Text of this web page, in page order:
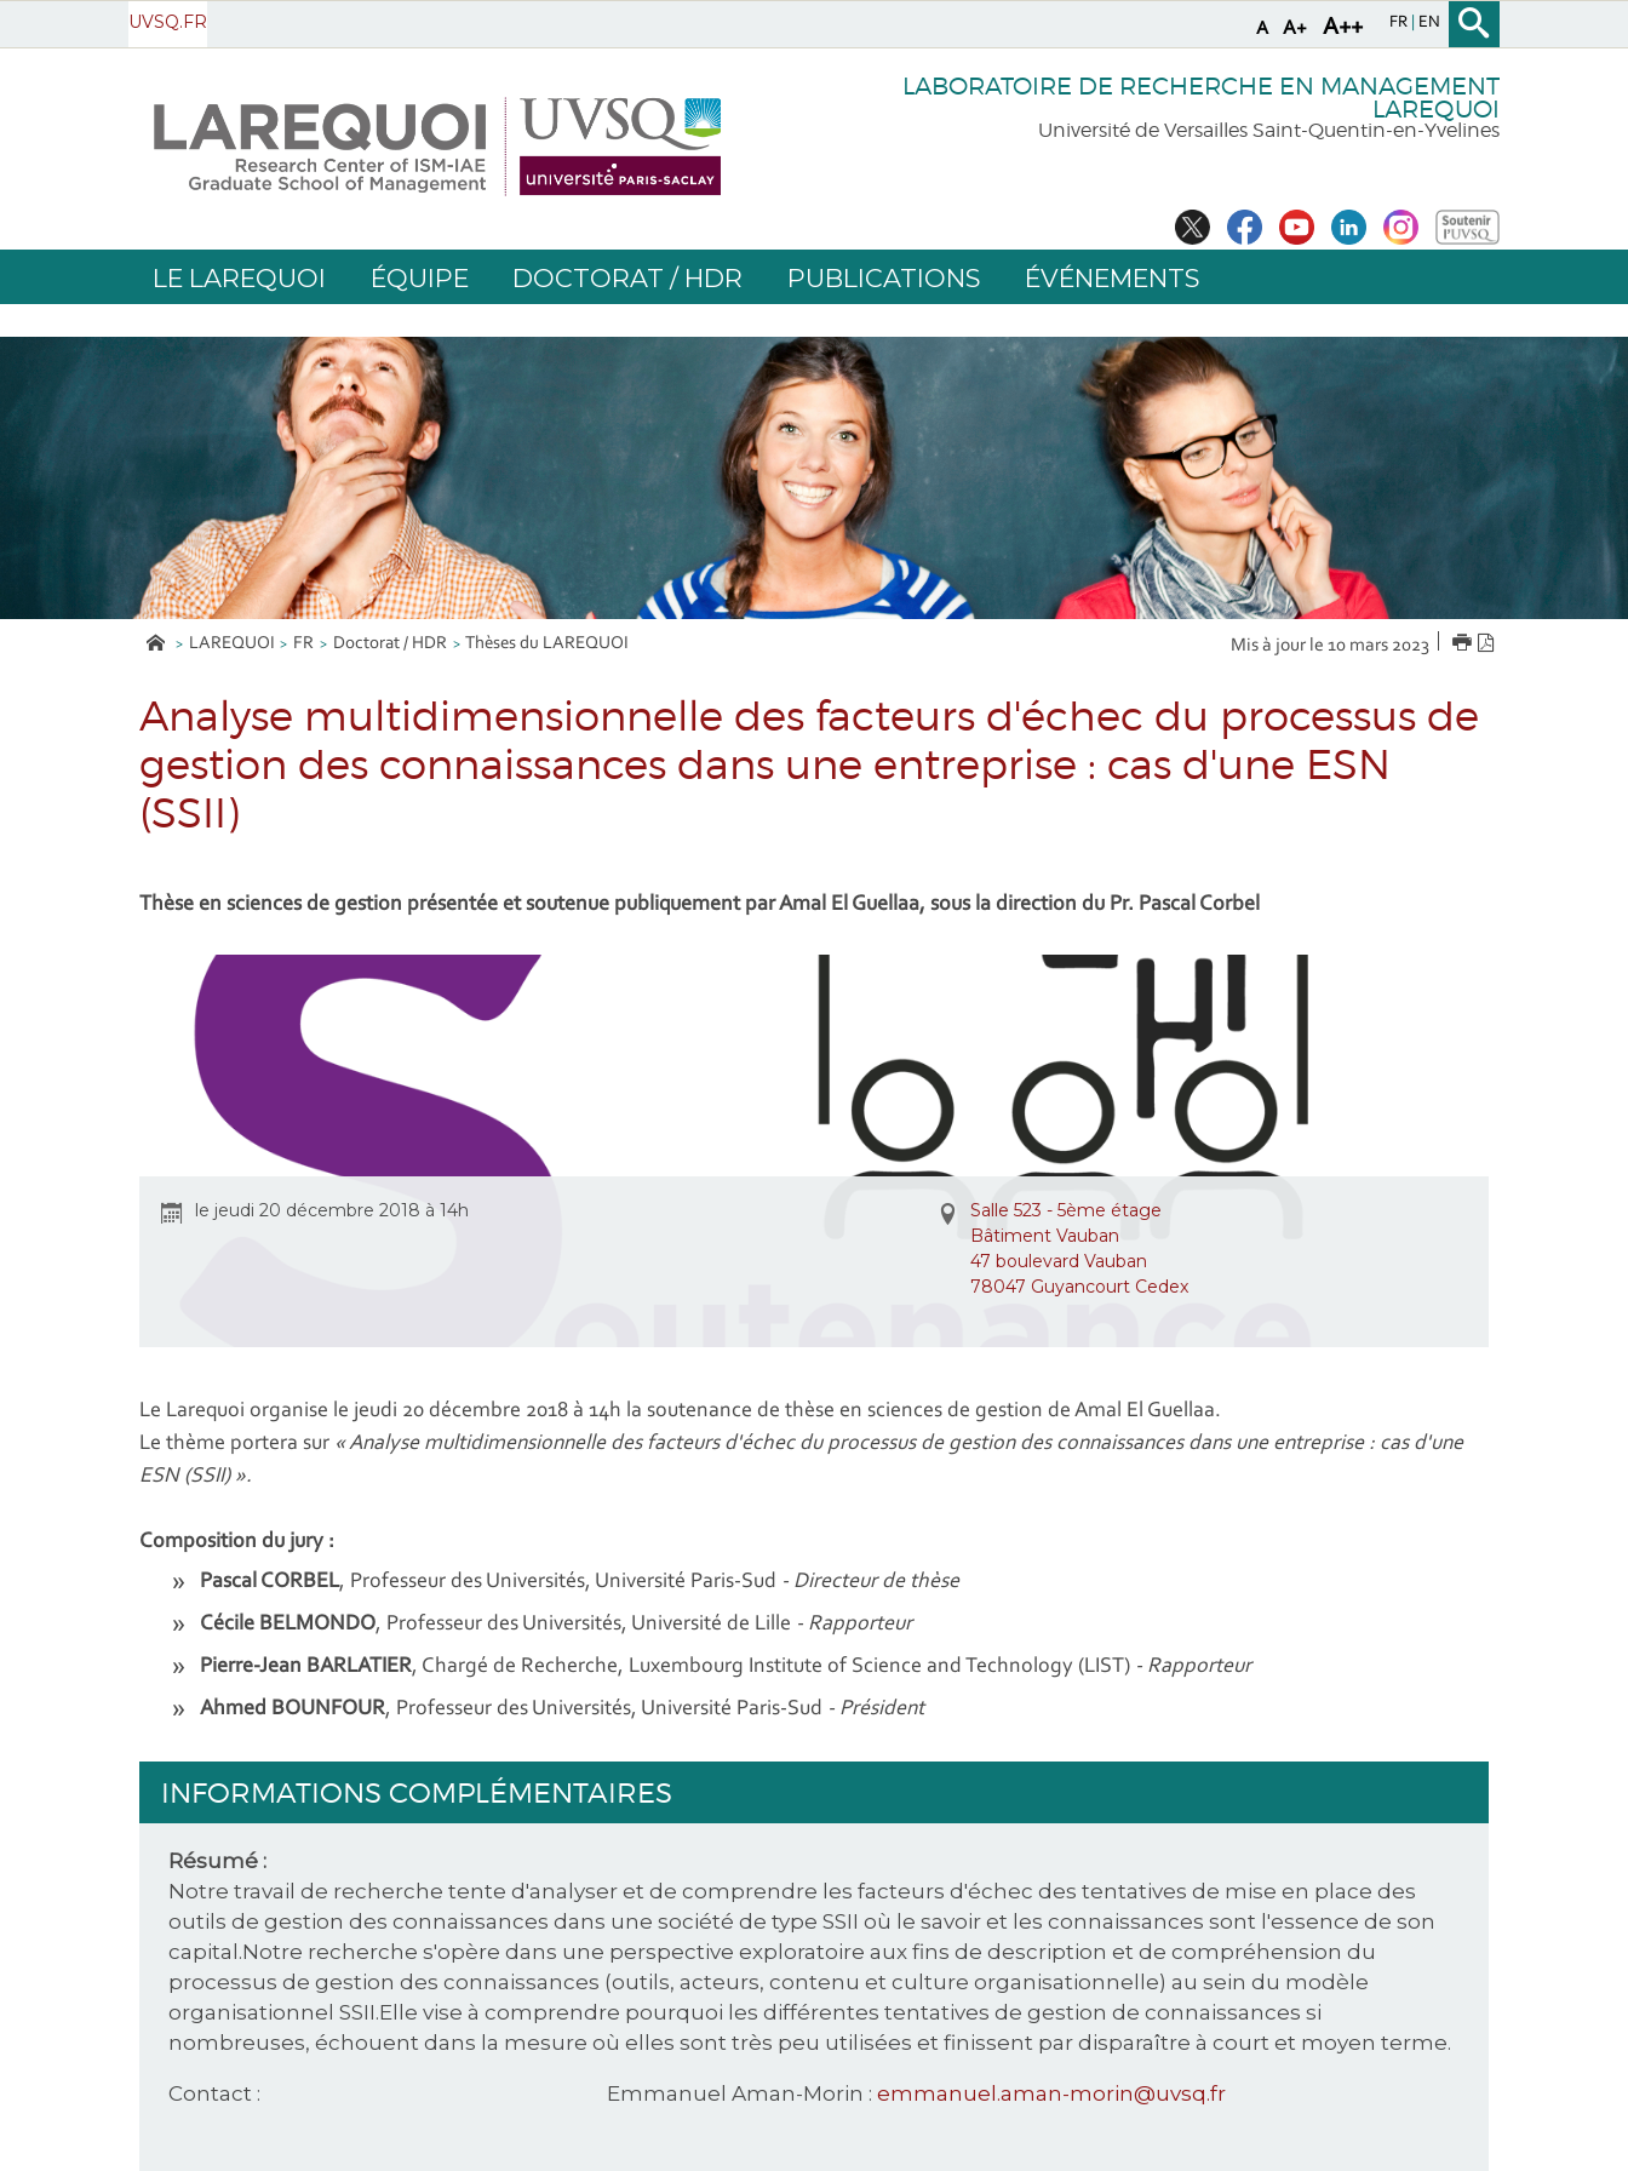
A A+ A++ FR EN
UVSQ.FR
LABORATOIRE DE RECHERCHE EN MANAGEMENT
LAREQUOI
Université de Versailles Saint-Quentin-en-Yvelines
LE LAREQUOI ÉQUIPE DOCTORAT / HDR PUBLICATIONS ÉVÉNEMENTS
LAREQUOI FR Doctorat / HDR Thèses du LAREQUOI Mis à jour le 10 mars 2023 IMPRIMER
Analyse multidimensionnelle des facteurs d'échec du processus de
gestion des connaissances dans une entreprise : cas d'une ESN
(SSII)
Thèse en sciences de gestion présentée et soutenue publiquement par Amal El Guellaa, sous la direction du Pr. Pascal Corbel
le jeudi 20 décembre 2018 à 14h
Salle 523 - 5ème étage
Bâtiment Vauban
47 boulevard Vauban
78047 Guyancourt Cedex
Le Larequoi organise le jeudi 20 décembre 2018 à 14h la soutenance de thèse en sciences de gestion de Amal El Guellaa.
Le thème portera sur « Analyse multidimensionnelle des facteurs d'échec du processus de gestion des connaissances dans une entreprise : cas d'une
ESN (SSII) ».
Composition du jury :
Pascal CORBEL, Professeur des Universités, Université Paris-Sud - Directeur de thèse
Cécile BELMONDO, Professeur des Universités, Université de Lille - Rapporteur
Pierre-Jean BARLATIER, Chargé de Recherche, Luxembourg Institute of Science and Technology (LIST) - Rapporteur
Ahmed BOUNFOUR, Professeur des Universités, Université Paris-Sud - Président
INFORMATIONS COMPLÉMENTAIRES
Résumé :
Notre travail de recherche tente d'analyser et de comprendre les facteurs d'échec des tentatives de mise en place des
outils de gestion des connaissances dans une société de type SSII où le savoir et les connaissances sont l'essence de son
capital.Notre recherche s'opère dans une perspective exploratoire aux fins de description et de compréhension du
processus de gestion des connaissances (outils, acteurs, contenu et culture organisationnelle) au sein du modèle
organisationnel SSII.Elle vise à comprendre pourquoi les différentes tentatives de gestion de connaissances si
nombreuses, échouent dans la mesure où elles sont très peu utilisées et finissent par disparaître à court et moyen terme.
Contact : Emmanuel Aman-Morin :emmanuel.aman-morin@uvsq.fr